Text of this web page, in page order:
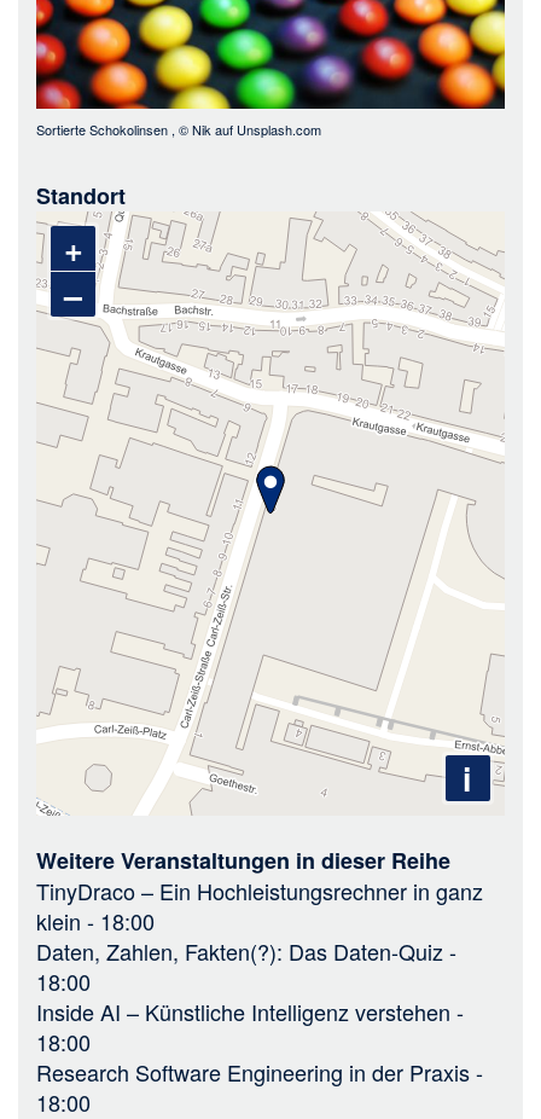
Sortierte Schokolinsen , ©Nik auf Unsplash.com
Standort
+
–
i
Weitere Veranstaltungen in dieser Reihe
TinyDraco – Ein Hochleistungsrechner in ganz
klein - 18:00
Daten, Zahlen, Fakten(?): Das Daten-Quiz -
18:00
Inside AI – Künstliche Intelligenz verstehen -
18:00
Research Software Engineering in der Praxis-
18:00